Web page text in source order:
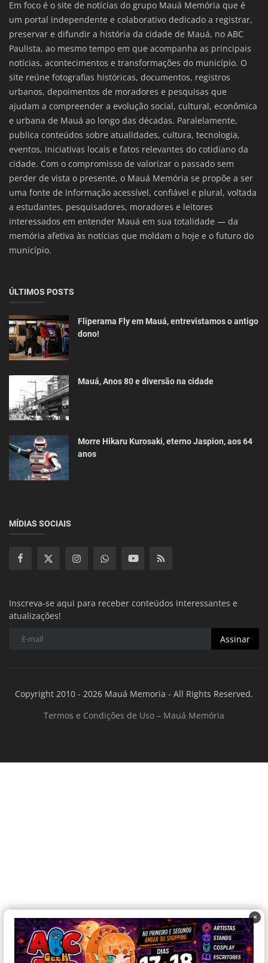
Em foco é o site de notícias do grupo Mauá Memória que é
um portal independente e colaborativo dedicado a registrar,
preservar e difundir a história da cidade de Mauá, no ABC
Paulista, ao mesmo tempo em que acompanha as principais
notícias, acontecimentos e transformações do município. O
site reúne fotografias históricas, documentos, registros
urbanos, depoimentos de moradores e pesquisas que
ajudam a compreender a evolução social, cultural, econômica
e urbana de Mauá ao longo das décadas. Paralelamente,
publica conteúdos sobre atualidades, cultura, tecnologia,
eventos, iniciativas locais e fatos relevantes do cotidiano da
cidade. Com o compromisso de valorizar o passado sem
perder de vista o presente, o Mauá Memória se propõe a ser
uma fonte de informação acessível, confiável e plural, voltada
a estudantes, pesquisadores, moradores e leitores
interessados em entender Mauá em sua totalidade — da
memória afetiva às notícias que moldam o hoje e o futuro do
município.
ÚLTIMOS POSTS
Fliperama Fly em Mauá, entrevistamos o antigo
dono!
Mauá, Anos 80 e diversão na cidade
Morre Hikaru Kurosaki, eterno Jaspion, aos 64
anos
MÍDIAS SOCIAIS
Inscreva-se aqui para receber conteúdos interessantes e
atualizações!
Assinar
Copyright 2010 - 2026 Mauá Memoria - All Rights Reserved.
Termos e Condições de Uso – Mauá Memória
×